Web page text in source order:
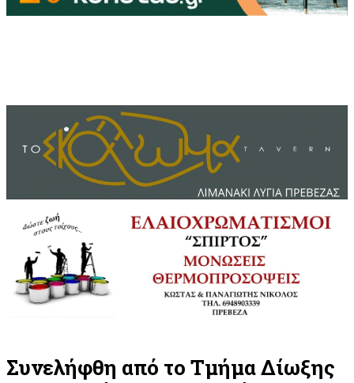
Συνελήφθη από το Τμήμα Δίωξης